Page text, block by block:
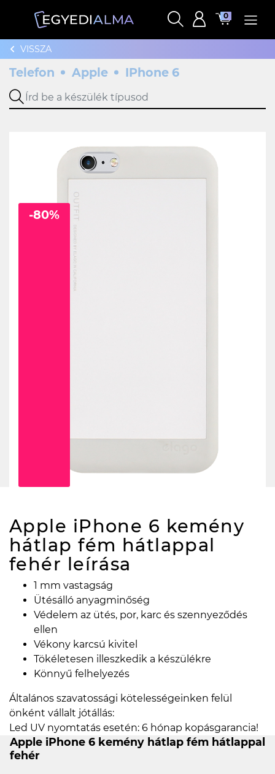
0
VISSZA
Telefon Apple IPhone 6
-80%
Apple iPhone 6 kemény
hátlap fém hátlappal
fehér leírása
1 mm vastagság
Ütésálló anyagminőség
Védelem az ütés, por, karc és szennyeződés
ellen
Vékony karcsú kivitel
Tökéletesen illeszkedik a készülékre
Könnyű felhelyezés
Általános szavatossági kötelességeinken felül
önként vállalt jótállás:
Led UV nyomtatás esetén: 6 hónap kopásgarancia!
Apple iPhone 6 kemény hátlap fém hátlappal
fehér